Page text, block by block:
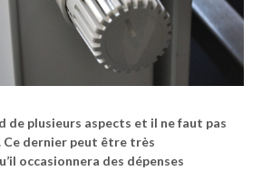
plusieurs aspects et il ne faut pas
Ce dernier peut être très
occasionnera des dépenses